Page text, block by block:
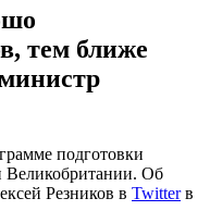
тем ближе
подготовки
Великобритании. Об
Резников в Twitterв